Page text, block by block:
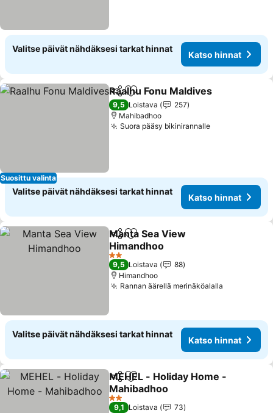
Valitse päivät nähdäksesi tarkat hinnat
Katso hinnat
Suosittu valinta
Jaa Lisää suosikkeihin
Raalhu Fonu Maldives
9,5 Loistava
257
Mahibadhoo
Suora pääsy bikinirannalle
Valitse päivät nähdäksesi tarkat hinnat
Katso hinnat
Jaa Lisää suosikkeihin
Manta Sea View
Himandhoo
2 Tähtiluokitus
9,5 Loistava
88
Himandhoo
Rannan äärellä merinäköalalla
Valitse päivät nähdäksesi tarkat hinnat
Katso hinnat
Jaa Lisää suosikkeihin
MEHEL - Holiday Home -
Mahibadhoo
2 Tähtiluokitus
9,1 Loistava
73